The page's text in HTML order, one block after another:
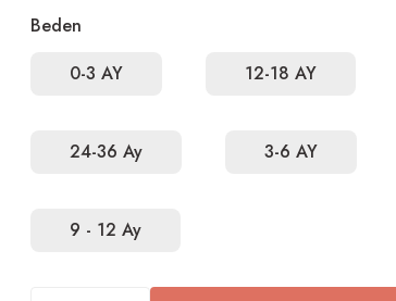
Beden
0-3 AY
12-18 AY
24-36 Ay 3-6 AY
9 - 12 Ay